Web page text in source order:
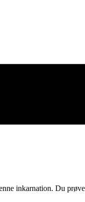
inkarnation. Du